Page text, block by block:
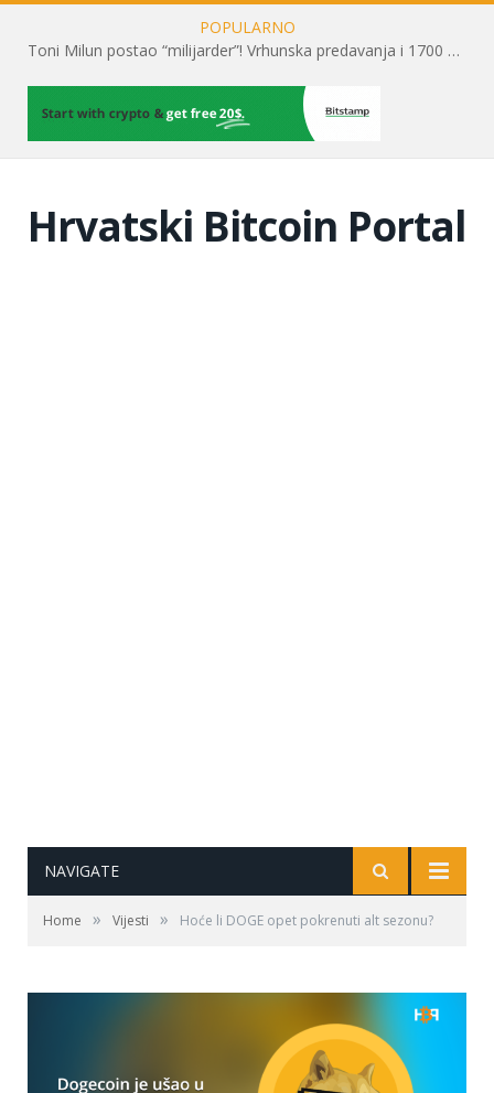
POPULARNO
Toni Milun postao “milijarder”! Vrhunska predavanja i 1700 posjetitelja obilježili su mjesec financijske pismenosti
Hrvatski Bitcoin Portal
NAVIGATE
Home » Vijesti » Hoće li DOGE opet pokrenuti alt sezonu?